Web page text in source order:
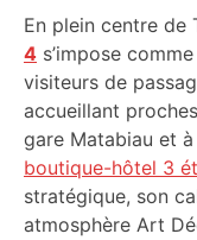
En plein centre de
4 s’impose
visiteurs de
accueillant
gare Matabiau et
boutique-hôtel 3
stratégique, son
atmosphère Art